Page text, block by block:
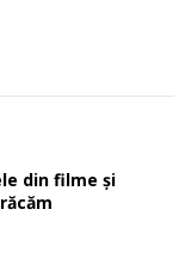
din filme și